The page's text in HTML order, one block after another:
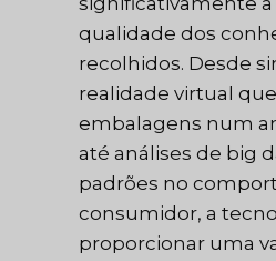
qualidade dos
recolhidos. Desde
realidade virtual
embalagens num
até análises de big
padrões no
consumidor, a
proporcionar uma